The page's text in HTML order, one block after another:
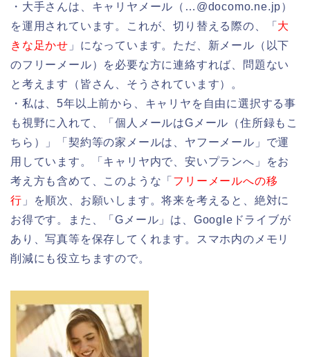
・大手さんは、キャリヤメール（…@docomo.ne.jp）
を運用されています。これが、切り替える際の、「 大
きな足かせ 」になっています。ただ、新メール（以下
のフリーメール）を必要な方に連絡すれば、問題ない
と考えます（皆さん、そうされています）。
・私は、5年以上前から、キャリヤを自由に選択する事
も視野に入れて、「個人メールはGメール（住所録もこ
ちら）」「契約等の家メールは、ヤフーメール」で運
用しています。「キャリヤ内で、安いプランへ」をお
考え方も含めて、このような「 フリーメールへの移
行 」を順次、お願いします。将来を考えると、絶対に
お得です。また、「Gメール」は、Googleドライブが
あり、写真等を保存してくれます。スマホ内のメモリ
削減にも役立ちますので。